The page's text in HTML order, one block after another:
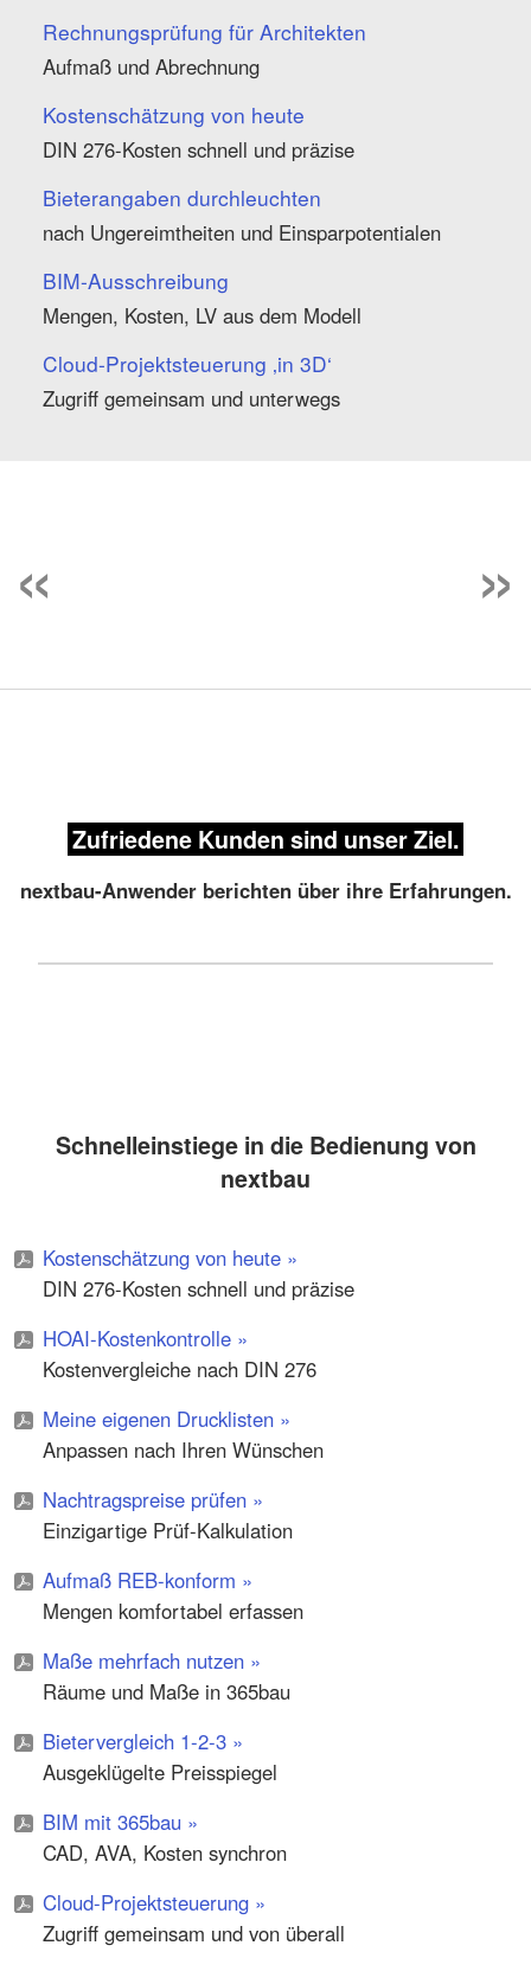
Rechnungsprüfung für Architekten
Aufmaß und Abrechnung
Kostenschätzung von heute
DIN 276-Kosten schnell und präzise
Bieterangaben durchleuchten
nach Ungereimtheiten und Einsparpotentialen
BIM-Ausschreibung
Mengen, Kosten, LV aus dem Modell
Cloud-Projektsteuerung ‚in 3D‘
Zugriff gemeinsam und unterwegs
Zurück
«︎ »︎
Zufriedene Kunden sind unser Ziel.
nextbau-Anwender berichten über ihre Erfahrungen.
hauptsächlich, um Ausschreibungen zu
machen und Angebote einzuholen. Die
GAEB-Schnittstelle und die Firmen, die an der
Ausschreibung teilnehmen, schicken uns ihre
Angebote auch so zurück. nextbau ist einfach
in der Bedienung und bringt uns eine große
wir die Vorlagen nutzen können. Dadurch fallen
viele Formalitäten weg. Außerdem gehen auch
Schnelleinstiege in die Bedienung von
nextbau
Kostenschätzung von heute »
DIN 276-Kosten schnell und präzise
HOAI-Kostenkontrolle »
Kostenvergleiche nach DIN 276
Meine eigenen Drucklisten »
Anpassen nach Ihren Wünschen
Nachtragspreise prüfen »
Einzigartige Prüf-Kalkulation
Aufmaß REB-konform »
Mengen komfortabel erfassen
Maße mehrfach nutzen »
Räume und Maße in 365bau
Bietervergleich 1-2-3 »
Ausgeklügelte Preisspiegel
BIM mit 365bau »
CAD, AVA, Kosten synchron
Cloud-Projektsteuerung »
Zugriff gemeinsam und von überall